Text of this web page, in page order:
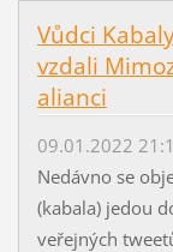
Vůdci
vzdali
alianci
09.01.2022
Nedávno se
(kabala) jedou
veřejných